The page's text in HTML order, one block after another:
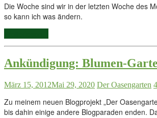
Die Woche sind wir in der letzten Woche des
so kann ich was ändern.
Ankündigung: Blumen-
März 15, 2012Mai 29, 2020 Der Oasengarten
Zu meinem neuen Blogprojekt „Der
bis dahin einige andere Blogparaden enden.